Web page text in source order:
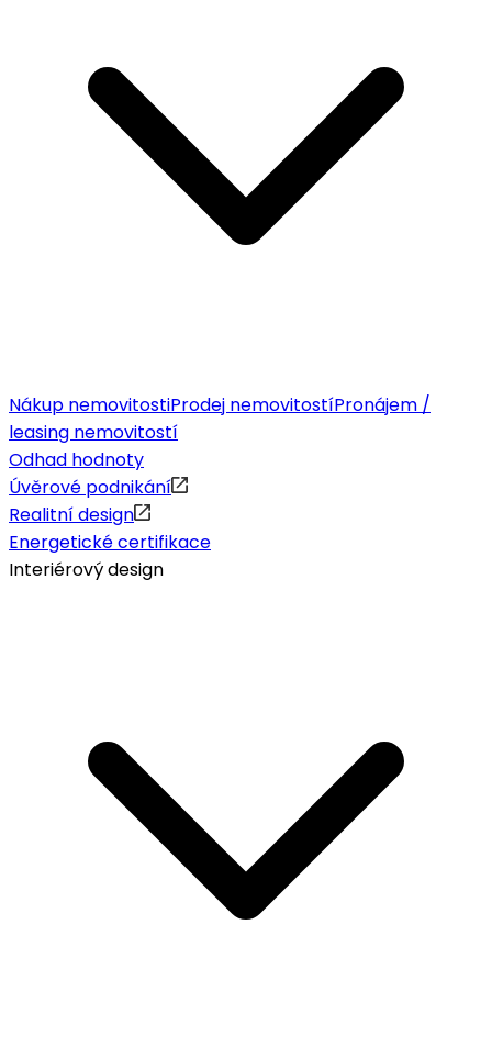
Nákup nemovitostiProdej nemovitostíPronájem /
leasing nemovitostí
Odhad hodnoty
Úvěrové podnikání
Realitní design
Energetické certifikace
Interiérový design